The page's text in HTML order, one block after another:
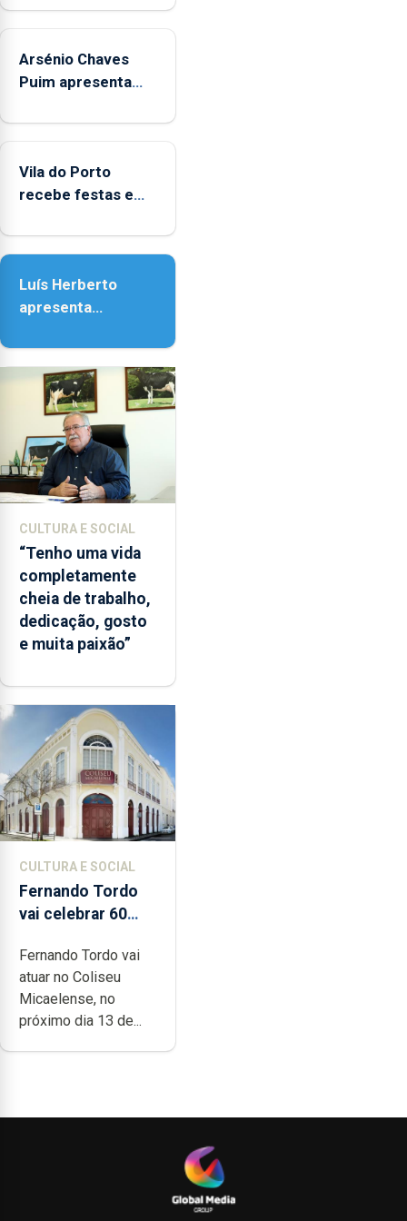
aos
durante
o
de
entre
as
e
as
18h00.
Arsénio Chaves
Puim apresenta
de Vila do Porto
Vila do Porto
recebe festas em
Senhora da
Luís Herberto
apresenta
Paisagem’
CULTURA E SOCIAL
“Tenho uma vida
completamente
cheia de trabalho,
dedicação, gosto
e muita paixão”
CULTURA E SOCIAL
Fernando Tordo
vai celebrar 60
no Coliseu
Micaelense
Fernando Tordo vai
atuar no Coliseu
Micaelense, no
próximo dia 13 de...